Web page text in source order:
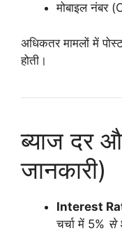
मोबाइल नंबर
अधिकतर मामलों में
होती।
ब्याज दर
जानकारी)
Interest
चर्चा में 5% से